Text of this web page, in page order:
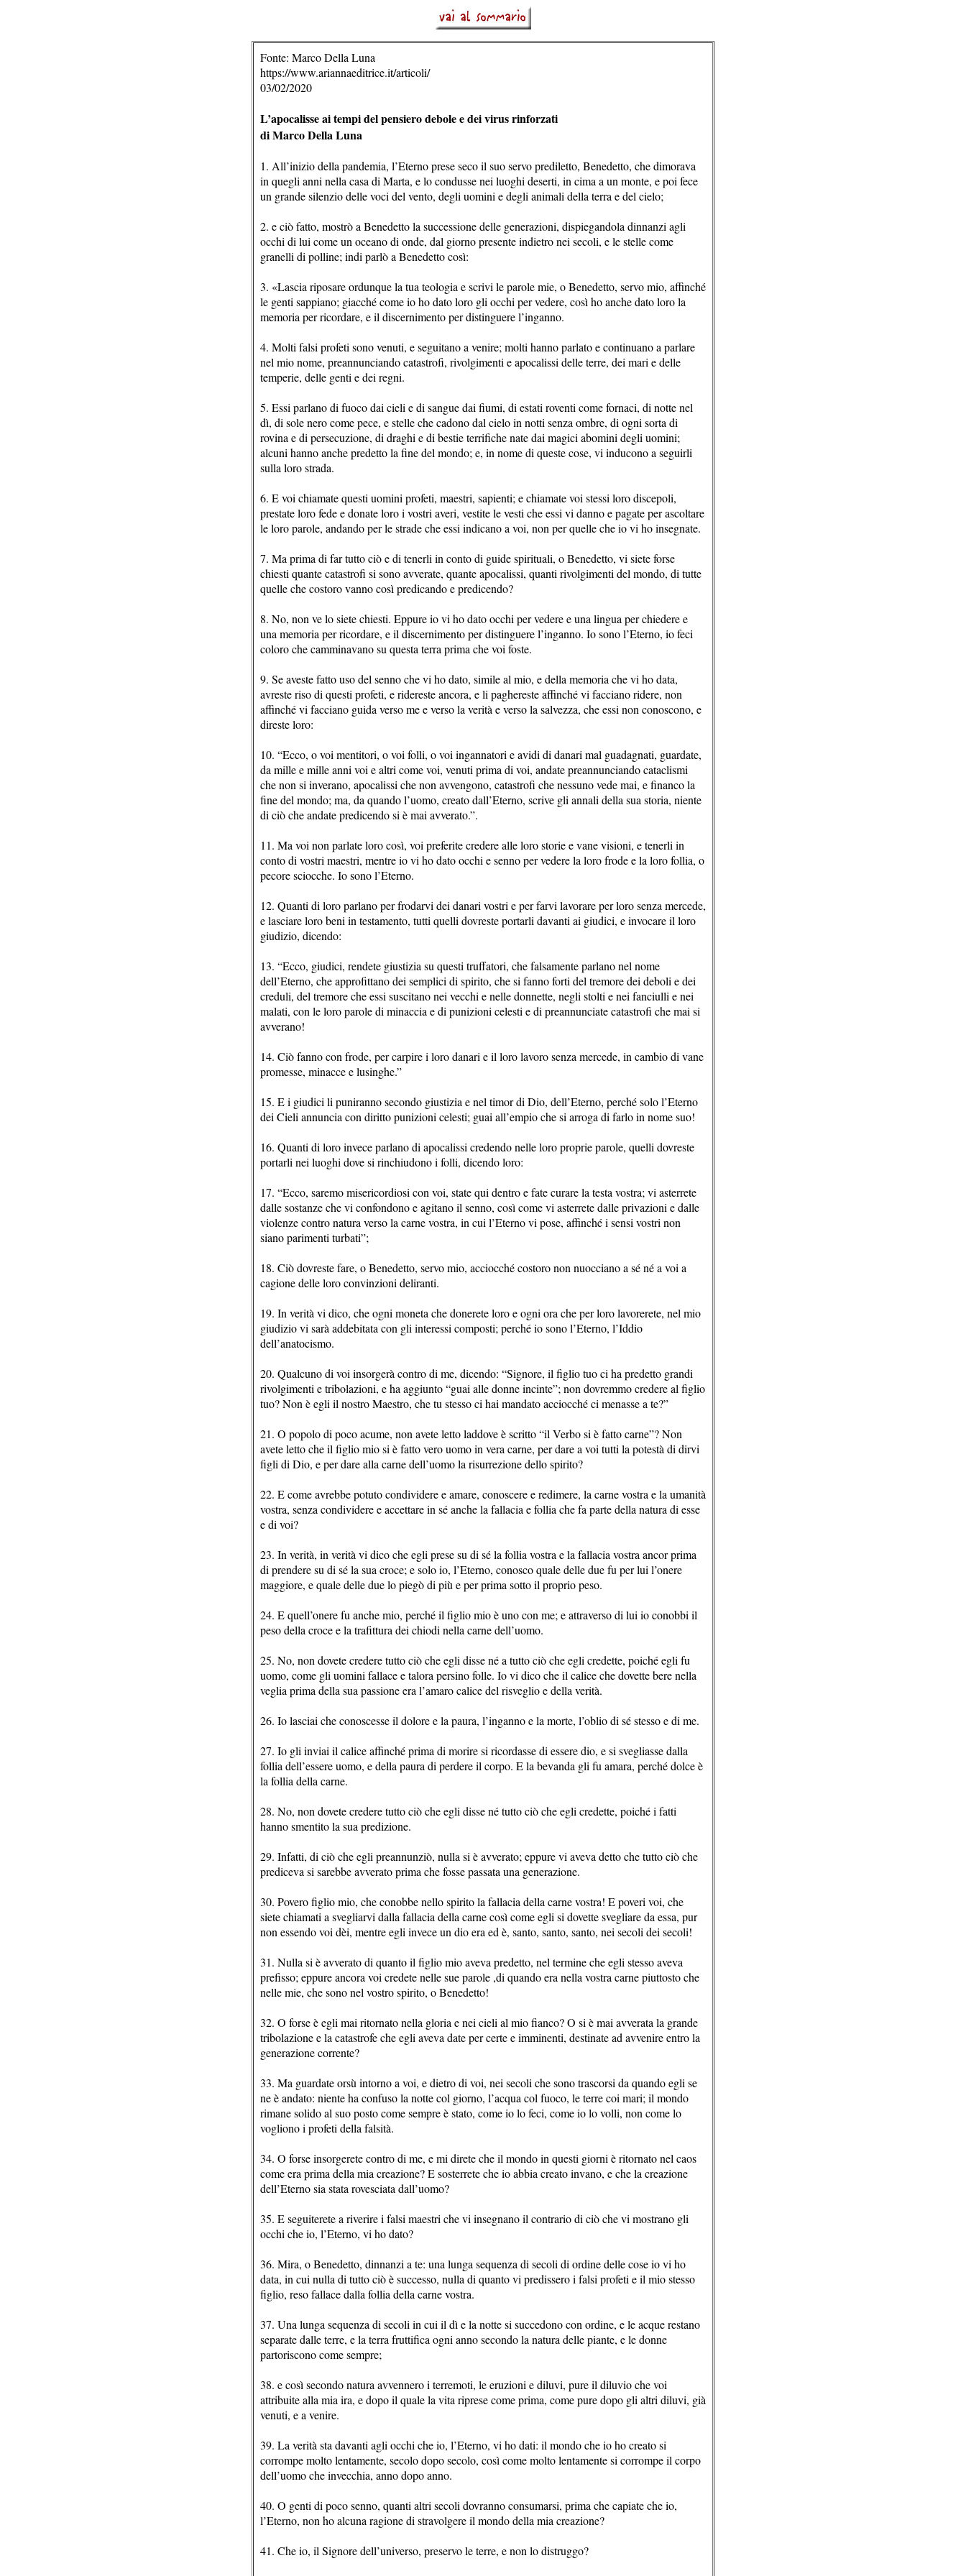
Fonte: Marco Della Luna
https://www.ariannaeditrice.it/articoli/
03/02/2020
L’apocalisse ai tempi del pensiero debole e dei virus rinforzati
di Marco Della Luna
1. All’inizio della pandemia, l’Eterno prese seco il suo servo prediletto, Benedetto, che dimorava
in quegli anni nella casa di Marta, e lo condusse nei luoghi deserti, in cima a un monte, e poi fece
un grande silenzio delle voci del vento, degli uomini e degli animali della terra e del cielo;
2. e ciò fatto, mostrò a Benedetto la successione delle generazioni, dispiegandola dinnanzi agli
occhi di lui come un oceano di onde, dal giorno presente indietro nei secoli, e le stelle come
granelli di polline; indi parlò a Benedetto così:
3. «Lascia riposare ordunque la tua teologia e scrivi le parole mie, o Benedetto, servo mio, affinché
le genti sappiano; giacché come io ho dato loro gli occhi per vedere, così ho anche dato loro la
memoria per ricordare, e il discernimento per distinguere l’inganno.
4. Molti falsi profeti sono venuti, e seguitano a venire; molti hanno parlato e continuano a parlare
nel mio nome, preannunciando catastrofi, rivolgimenti e apocalissi delle terre, dei mari e delle
temperie, delle genti e dei regni.
5. Essi parlano di fuoco dai cieli e di sangue dai fiumi, di estati roventi come fornaci, di notte nel
dì, di sole nero come pece, e stelle che cadono dal cielo in notti senza ombre, di ogni sorta di
rovina e di persecuzione, di draghi e di bestie terrifiche nate dai magici abomini degli uomini;
alcuni hanno anche predetto la fine del mondo; e, in nome di queste cose, vi inducono a seguirli
sulla loro strada.
6. E voi chiamate questi uomini profeti, maestri, sapienti; e chiamate voi stessi loro discepoli,
prestate loro fede e donate loro i vostri averi, vestite le vesti che essi vi danno e pagate per ascoltare
le loro parole, andando per le strade che essi indicano a voi, non per quelle che io vi ho insegnate.
7. Ma prima di far tutto ciò e di tenerli in conto di guide spirituali, o Benedetto, vi siete forse
chiesti quante catastrofi si sono avverate, quante apocalissi, quanti rivolgimenti del mondo, di tutte
quelle che costoro vanno così predicando e predicendo?
8. No, non ve lo siete chiesti. Eppure io vi ho dato occhi per vedere e una lingua per chiedere e
una memoria per ricordare, e il discernimento per distinguere l’inganno. Io sono l’Eterno, io feci
coloro che camminavano su questa terra prima che voi foste.
9. Se aveste fatto uso del senno che vi ho dato, simile al mio, e della memoria che vi ho data,
avreste riso di questi profeti, e ridereste ancora, e li paghereste affinché vi facciano ridere, non
affinché vi facciano guida verso me e verso la verità e verso la salvezza, che essi non conoscono, e
direste loro:
10. “Ecco, o voi mentitori, o voi folli, o voi ingannatori e avidi di danari mal guadagnati, guardate,
da mille e mille anni voi e altri come voi, venuti prima di voi, andate preannunciando cataclismi
che non si inverano, apocalissi che non avvengono, catastrofi che nessuno vede mai, e financo la
fine del mondo; ma, da quando l’uomo, creato dall’Eterno, scrive gli annali della sua storia, niente
di ciò che andate predicendo si è mai avverato.”.
11. Ma voi non parlate loro così, voi preferite credere alle loro storie e vane visioni, e tenerli in
conto di vostri maestri, mentre io vi ho dato occhi e senno per vedere la loro frode e la loro follia, o
pecore sciocche. Io sono l’Eterno.
12. Quanti di loro parlano per frodarvi dei danari vostri e per farvi lavorare per loro senza mercede,
e lasciare loro beni in testamento, tutti quelli dovreste portarli davanti ai giudici, e invocare il loro
giudizio, dicendo:
13. “Ecco, giudici, rendete giustizia su questi truffatori, che falsamente parlano nel nome
dell’Eterno, che approfittano dei semplici di spirito, che si fanno forti del tremore dei deboli e dei
creduli, del tremore che essi suscitano nei vecchi e nelle donnette, negli stolti e nei fanciulli e nei
malati, con le loro parole di minaccia e di punizioni celesti e di preannunciate catastrofi che mai si
avverano!
14. Ciò fanno con frode, per carpire i loro danari e il loro lavoro senza mercede, in cambio di vane
promesse, minacce e lusinghe.”
15. E i giudici li puniranno secondo giustizia e nel timor di Dio, dell’Eterno, perché solo l’Eterno
dei Cieli annuncia con diritto punizioni celesti; guai all’empio che si arroga di farlo in nome suo!
16. Quanti di loro invece parlano di apocalissi credendo nelle loro proprie parole, quelli dovreste
portarli nei luoghi dove si rinchiudono i folli, dicendo loro:
17. “Ecco, saremo misericordiosi con voi, state qui dentro e fate curare la testa vostra; vi asterrete
dalle sostanze che vi confondono e agitano il senno, così come vi asterrete dalle privazioni e dalle
violenze contro natura verso la carne vostra, in cui l’Eterno vi pose, affinché i sensi vostri non
siano parimenti turbati”;
18. Ciò dovreste fare, o Benedetto, servo mio, acciocché costoro non nuocciano a sé né a voi a
cagione delle loro convinzioni deliranti.
19. In verità vi dico, che ogni moneta che donerete loro e ogni ora che per loro lavorerete, nel mio
giudizio vi sarà addebitata con gli interessi composti; perché io sono l’Eterno, l’Iddio
dell’anatocismo.
20. Qualcuno di voi insorgerà contro di me, dicendo: “Signore, il figlio tuo ci ha predetto grandi
rivolgimenti e tribolazioni, e ha aggiunto “guai alle donne incinte”; non dovremmo credere al figlio
tuo? Non è egli il nostro Maestro, che tu stesso ci hai mandato acciocché ci menasse a te?”
21. O popolo di poco acume, non avete letto laddove è scritto “il Verbo si è fatto carne”? Non
avete letto che il figlio mio si è fatto vero uomo in vera carne, per dare a voi tutti la potestà di dirvi
figli di Dio, e per dare alla carne dell’uomo la risurrezione dello spirito?
22. E come avrebbe potuto condividere e amare, conoscere e redimere, la carne vostra e la umanità
vostra, senza condividere e accettare in sé anche la fallacia e follia che fa parte della natura di esse
e di voi?
23. In verità, in verità vi dico che egli prese su di sé la follia vostra e la fallacia vostra ancor prima
di prendere su di sé la sua croce; e solo io, l’Eterno, conosco quale delle due fu per lui l’onere
maggiore, e quale delle due lo piegò di più e per prima sotto il proprio peso.
24. E quell’onere fu anche mio, perché il figlio mio è uno con me; e attraverso di lui io conobbi il
peso della croce e la trafittura dei chiodi nella carne dell’uomo.
25. No, non dovete credere tutto ciò che egli disse né a tutto ciò che egli credette, poiché egli fu
uomo, come gli uomini fallace e talora persino folle. Io vi dico che il calice che dovette bere nella
veglia prima della sua passione era l’amaro calice del risveglio e della verità.
26. Io lasciai che conoscesse il dolore e la paura, l’inganno e la morte, l’oblio di sé stesso e di me.
27. Io gli inviai il calice affinché prima di morire si ricordasse di essere dio, e si svegliasse dalla
follia dell’essere uomo, e della paura di perdere il corpo. E la bevanda gli fu amara, perché dolce è
la follia della carne.
28. No, non dovete credere tutto ciò che egli disse né tutto ciò che egli credette, poiché i fatti
hanno smentito la sua predizione.
29. Infatti, di ciò che egli preannunziò, nulla si è avverato; eppure vi aveva detto che tutto ciò che
prediceva si sarebbe avverato prima che fosse passata una generazione.
30. Povero figlio mio, che conobbe nello spirito la fallacia della carne vostra! E poveri voi, che
siete chiamati a svegliarvi dalla fallacia della carne così come egli si dovette svegliare da essa, pur
non essendo voi dèi, mentre egli invece un dio era ed è, santo, santo, santo, nei secoli dei secoli!
31. Nulla si è avverato di quanto il figlio mio aveva predetto, nel termine che egli stesso aveva
prefisso; eppure ancora voi credete nelle sue parole ,di quando era nella vostra carne piuttosto che
nelle mie, che sono nel vostro spirito, o Benedetto!
32. O forse è egli mai ritornato nella gloria e nei cieli al mio fianco? O si è mai avverata la grande
tribolazione e la catastrofe che egli aveva date per certe e imminenti, destinate ad avvenire entro la
generazione corrente?
33. Ma guardate orsù intorno a voi, e dietro di voi, nei secoli che sono trascorsi da quando egli se
ne è andato: niente ha confuso la notte col giorno, l’acqua col fuoco, le terre coi mari; il mondo
rimane solido al suo posto come sempre è stato, come io lo feci, come io lo volli, non come lo
vogliono i profeti della falsità.
34. O forse insorgerete contro di me, e mi direte che il mondo in questi giorni è ritornato nel caos
come era prima della mia creazione? E sosterrete che io abbia creato invano, e che la creazione
dell’Eterno sia stata rovesciata dall’uomo?
35. E seguiterete a riverire i falsi maestri che vi insegnano il contrario di ciò che vi mostrano gli
occhi che io, l’Eterno, vi ho dato?
36. Mira, o Benedetto, dinnanzi a te: una lunga sequenza di secoli di ordine delle cose io vi ho
data, in cui nulla di tutto ciò è successo, nulla di quanto vi predissero i falsi profeti e il mio stesso
figlio, reso fallace dalla follia della carne vostra.
37. Una lunga sequenza di secoli in cui il dì e la notte si succedono con ordine, e le acque restano
separate dalle terre, e la terra fruttifica ogni anno secondo la natura delle piante, e le donne
partoriscono come sempre;
38. e così secondo natura avvennero i terremoti, le eruzioni e diluvi, pure il diluvio che voi
attribuite alla mia ira, e dopo il quale la vita riprese come prima, come pure dopo gli altri diluvi, già
venuti, e a venire.
39. La verità sta davanti agli occhi che io, l’Eterno, vi ho dati: il mondo che io ho creato si
corrompe molto lentamente, secolo dopo secolo, così come molto lentamente si corrompe il corpo
dell’uomo che invecchia, anno dopo anno.
40. O genti di poco senno, quanti altri secoli dovranno consumarsi, prima che capiate che io,
l’Eterno, non ho alcuna ragione di stravolgere il mondo della mia creazione?
41. Che io, il Signore dell’universo, preservo le terre, e non lo distruggo?